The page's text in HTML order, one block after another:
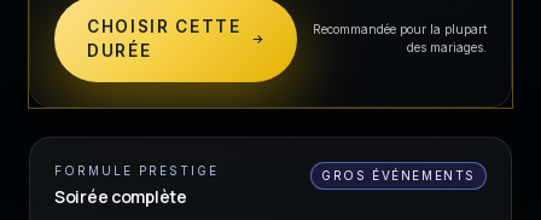
CHOISIR CETTE
DURÉE
Recommandée pour la plupart
des mariages.
FORMULE PRESTIGE
Soirée complète
GROS ÉVÉNEMENTS